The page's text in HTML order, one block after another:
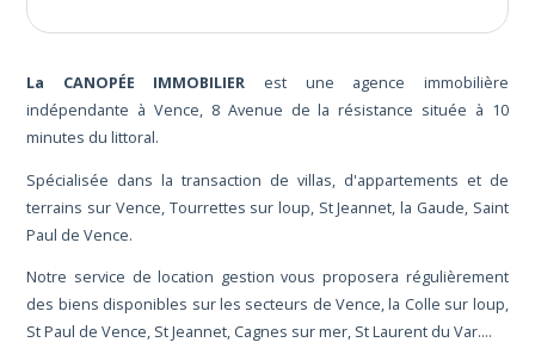
La CANOPÉE IMMOBILIER est une agence immobilière
indépendante à Vence, 8 Avenue de la résistance située à 10
minutes du littoral.
Spécialisée dans la transaction de villas, d'appartements et de
terrains sur Vence, Tourrettes sur loup, St Jeannet, la Gaude, Saint
Paul de Vence.
Notre service de location gestion vous proposera régulièrement
des biens disponibles sur les secteurs de Vence, la Colle sur loup,
St Paul de Vence, St Jeannet, Cagnes sur mer, St Laurent du Var....